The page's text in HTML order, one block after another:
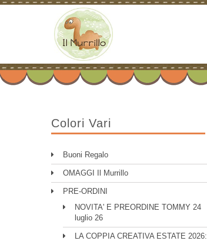
Colori Vari
Buoni Regalo
OMAGGI Il Murrillo
PRE-ORDINI
NOVITA' E PREORDINE TOMMY 24
luglio 26
LA COPPIA CREATIVA ESTATE 2026: